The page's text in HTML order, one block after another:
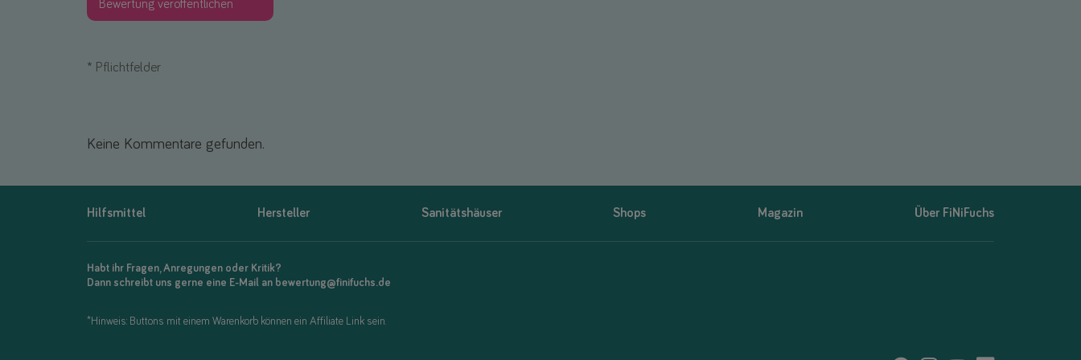
* Pflichtfelder
Keine Kommentare gefunden.
Hilfsmittel Hersteller Sanitätshäuser Shops Magazin Über FiNiFuchs
Habt ihr Fragen, Anregungen oder Kritik?
Dann schreibt uns gerne eine E-Mail an bewertung@finifuchs.de
*Hinweis: Buttons mit einem Warenkorb können ein Affiliate Link sein.